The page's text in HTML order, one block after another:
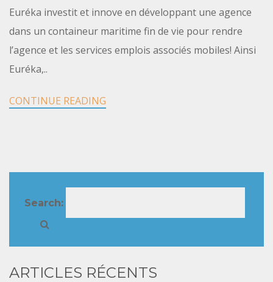
Euréka investit et innove en développant une agence
dans un containeur maritime fin de vie pour rendre
l’agence et les services emplois associés mobiles! Ainsi
Euréka,..
CONTINUE READING
Search:
ARTICLES RÉCENTS